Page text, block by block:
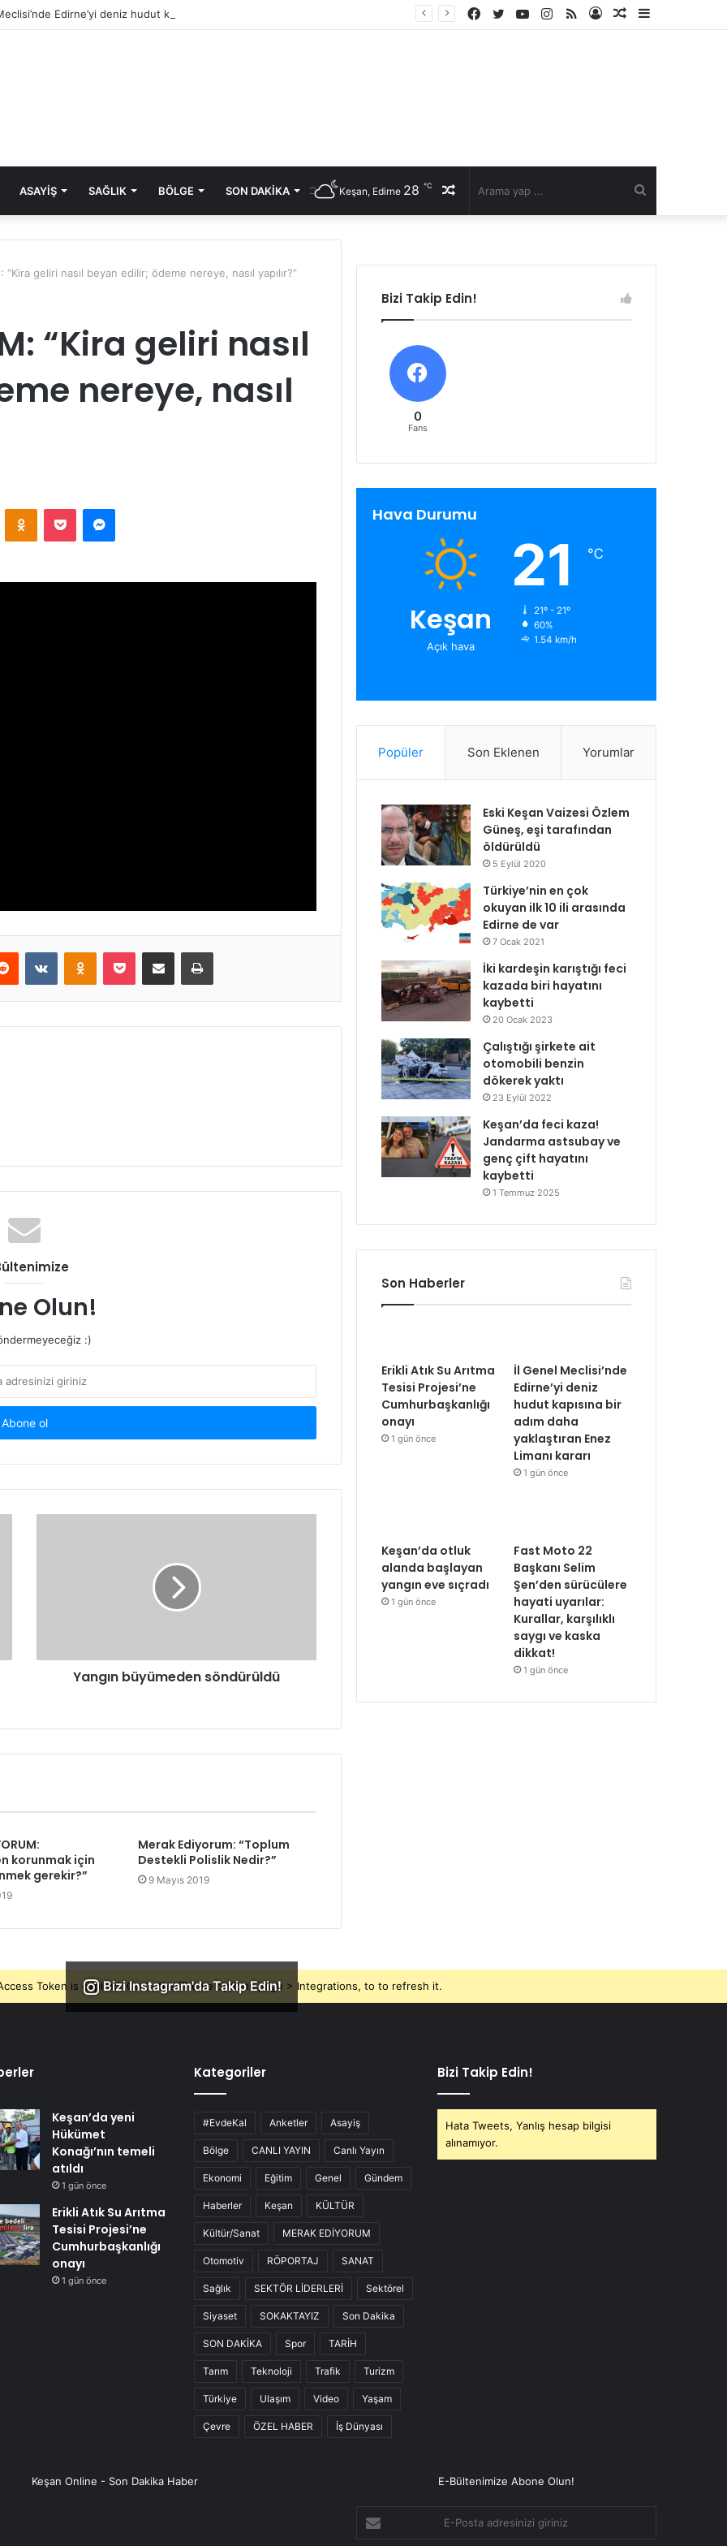
Rastgele
Kayıt
RSS
Instagram
YouTube
Twitter
Facebook
ASAYIŞ SAĞLIK BÖLGE SON DAKIKA Rastgele
Keşan, Edirne 28 ℃
“Kira geliri nasıl beyan edilir; ödeme nereye, nasıl yapılır?”
“Kira geliri nasıl
nereye, nasıl
Olun!
:)
Yangın büyümeden söndürüldü
korunmak için
gerekir?”
Merak Ediyorum: “Toplum
Destekli Polislik Nedir?”
9 Mayıs 2019
Bizi Takip Edin!
0
Fans
Hava Durumu
Keşan
Açık hava
21 ℃
21º - 21º
60%
1.54 km/h
Popüler Son Eklenen Yorumlar
Eski Keşan Vaizesi Özlem
Güneş, eşi tarafından
öldürüldü
5 Eylül 2020
Türkiye’nin en çok
okuyan ilk 10 ili arasında
Edirne de var
7 Ocak 2021
İki kardeşin karıştığı feci
kazada biri hayatını
kaybetti
20 Ocak 2023
Çalıştığı şirkete ait
otomobili benzin
dökerek yaktı
23 Eylül 2022
Keşan’da feci kaza!
Jandarma astsubay ve
genç çift hayatını
kaybetti
1 Temmuz 2025
Son Haberler
Erikli Atık Su Arıtma
Tesisi Projesi’ne
Cumhurbaşkanlığı
onayı
1 gün önce
İl Genel Meclisi’nde
Edirne’yi deniz
hudut kapısına bir
adım daha
yaklaştıran Enez
Limanı kararı
1 gün önce
Keşan’da otluk
alanda başlayan
yangın eve sıçradı
1 gün önce
Fast Moto 22
Başkanı Selim
Şen’den sürücülere
hayati uyarılar:
Kurallar, karşılıklı
saygı ve kaska
dikkat!
1 gün önce
Bizi Instagram'da Takip Edin!
Token is expired, Go to the Theme options page > Integrations, to to refresh it.
Keşan’da yeni
Hükümet
Konağı’nın temeli
atıldı
1 gün önce
Erikli Atık Su Arıtma
Tesisi Projesi’ne
Cumhurbaşkanlığı
onayı
1 gün önce
Kategoriler
#EvdeKal Anketler Asayiş
Bölge CANLI YAYIN Canlı Yayın
Ekonomi Eğitim Genel Gündem
Haberler Keşan KÜLTÜR
Kültür/Sanat MERAK EDİYORUM
Otomotiv RÖPORTAJ SANAT
Sağlık SEKTÖR LİDERLERİ Sektörel
Siyaset SOKAKTAYIZ Son Dakika
SON DAKİKA Spor TARİH
Tarım Teknoloji Trafik Turizm
Türkiye Ulaşım Video Yaşam
Çevre ÖZEL HABER İş Dünyası
Bizi Takip Edin!
Hata Tweets, Yanlış hesap bilgisi
alınamıyor.
Keşan Online - Son Dakika Haber E-Bültenimize Abone Olun!
Posta